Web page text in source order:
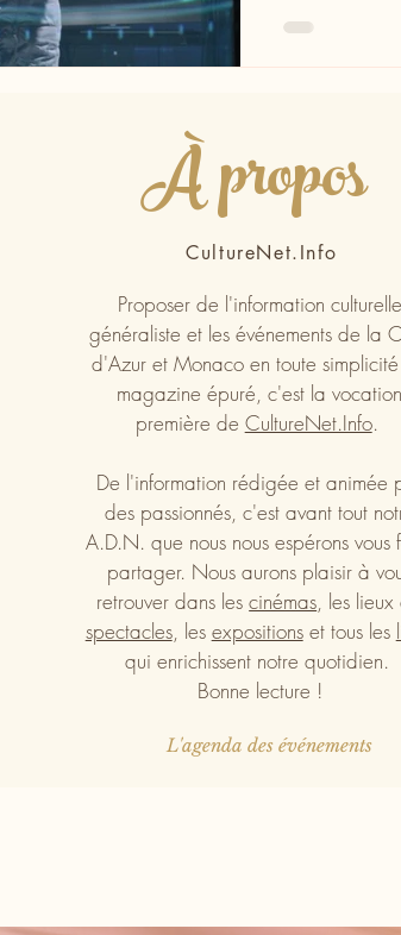
À propos
CultureNet.Info
Proposer de l'information culturelle
généraliste et les événements de la
d'Azur et Monaco en toute simplicité
magazine épuré, c'est la vocation
première de CultureNet.Info.
De l'information rédigée et animée
des passionnés, c'est avant tout
A.D.N. que nous nous espérons vous
partager. Nous aurons plaisir à
retrouver dans lescinémas, les lieux
spectacles, les expositionset tous les
qui enrichissent notre quotidien.
Bonne lecture !
L'agenda des événements